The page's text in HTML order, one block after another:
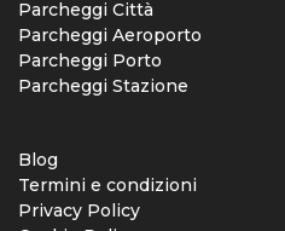
Parcheggi Città
Parcheggi Aeroporto
Parcheggi Porto
Parcheggi Stazione
Blog
Termini e condizioni
Privacy Policy